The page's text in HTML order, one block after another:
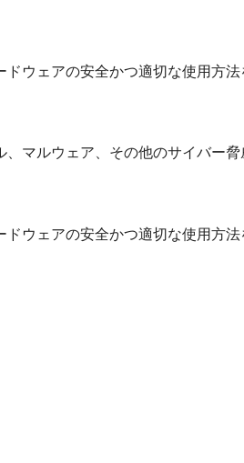
ウェアの安全かつ適切な使用方
マルウェア、その他のサイバー
ウェアの安全かつ適切な使用方